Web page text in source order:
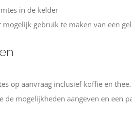
in de kelder
gebruik te maken van een
op aanvraag inclusief koffie en
de mogelijkheden aangeven en een